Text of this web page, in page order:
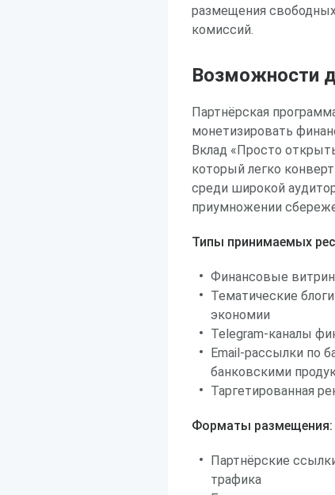
размещения
комиссий.
Возможности
Партнёрская
монетизировать
Вклад «Просто
который легко
среди широкой
приумножении
Типы принимаемых
Финансовые
Тематические
экономии
Telegram-каналы
Email-рассылки по
банковскими
Таргетированная
Форматы размещения:
Партнёрские
трафика